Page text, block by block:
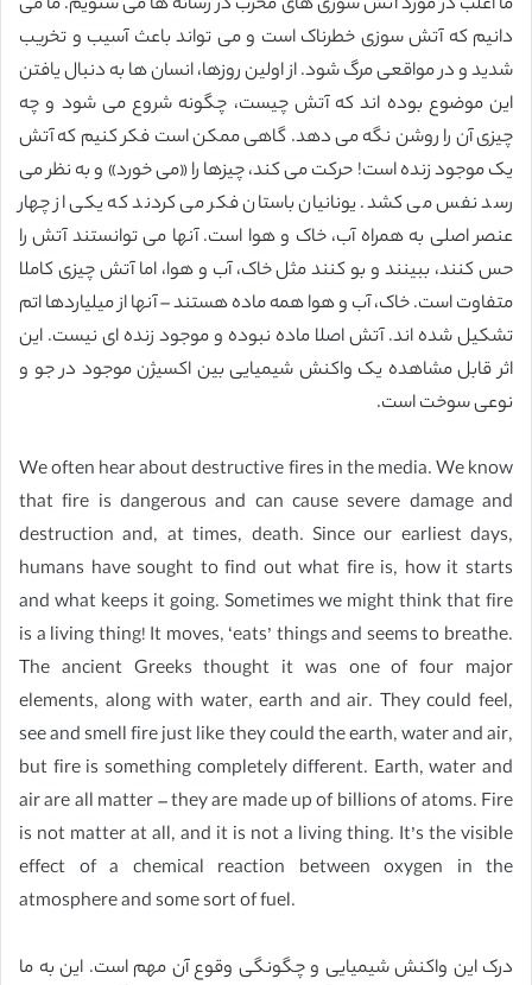
دانیم که آتش سوزی خطرناک است و می تواند باعث آسیب و تخریب
شدید و در مواقعی مرگ شود. از اولین روزها، انسان ها به دنبال یافتن
این موضوع بوده اند که آتش چیست، چگونه شروع می شود و چه
چیزی آن را روشن نگه می دهد. گاهی ممکن است فکر کنیم که آتش
یک موجود زنده است! حرکت می کند، چیزها را «می خورد» و به نظر می
رسد نفس می کشد. یونانیان باستان فکر می کردند که یکی از چهار
عنصر اصلی به همراه آب، خاک و هوا است. آنها می توانستند آتش را
حس کنند، ببینند و بو کنند مثل خاک، آب و هوا، اما آتش چیزی کاملا
متفاوت است. خاک، آب و هوا همه ماده هستند – آنها از میلیاردها اتم
تشکیل شده اند. آتش اصلا ماده نبوده و موجود زنده ای نیست. این
اثر قابل مشاهده یک واکنش شیمیایی بین اکسیژن موجود در جو و
نوعی سوخت است.
We often hear about destructive fires in the media. We know
that fire is dangerous and can cause severe damage and
destruction and, at times, death. Since our earliest days,
humans have sought to find out what fire is, how it starts
and what keeps it going. Sometimes we might think that fire
is a living thing! It moves, ‘eats’ things and seems to breathe.
The ancient Greeks thought it was one of four major
elements, along with water, earth and air. They could feel,
see and smell fire just like they could the earth, water and air,
but fire is something completely different. Earth, water and
air are all matter – they are made up of billions of atoms. Fire
is not matter at all, and it is not a living thing. It’s the visible
effect of a chemical reaction between oxygen in the
atmosphere and some sort of fuel.
درک این واکنش شیمیایی و چگونگی وقوع آن مهم است. این به ما